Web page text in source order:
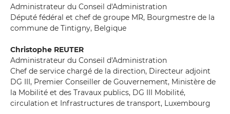
Administrateur du Conseil d'Administration
Député fédéral et chef de groupe MR, Bourgmestre de la
commune de Tintigny, Belgique
Christophe REUTER
Administrateur du Conseil d'Administration
Chef de service chargé de la direction, Directeur adjoint
DG III, Premier Conseiller de Gouvernement, Ministère de
la Mobilité et des Travaux publics, DG III Mobilité,
circulation et Infrastructures de transport, Luxembourg